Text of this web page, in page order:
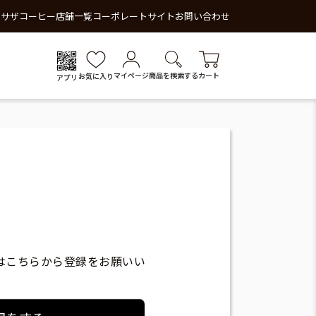
ザコーヒー店舗一覧コーポレートサイトお問い合わせ
アプリ お気に入り マイページ商品を検索するカート
ちらから登録をお願いい